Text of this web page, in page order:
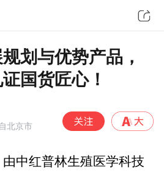
划与优势产品，
国货匠心！
北京市
中红普林生殖医学科技